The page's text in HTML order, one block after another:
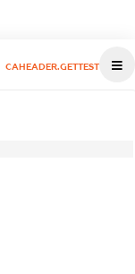
CAHEADER.GETTEST